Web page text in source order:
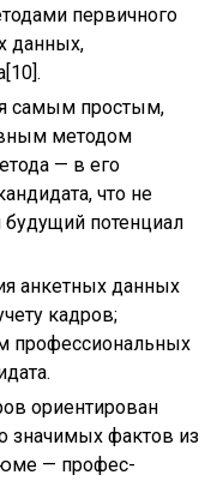
первичного
данных,
самым простым,
методом
— в его
что не
по­тенциал
анкет­ных данных
кадров;
профессиональных
ориентирован
значи­мых фактов из
— профес­